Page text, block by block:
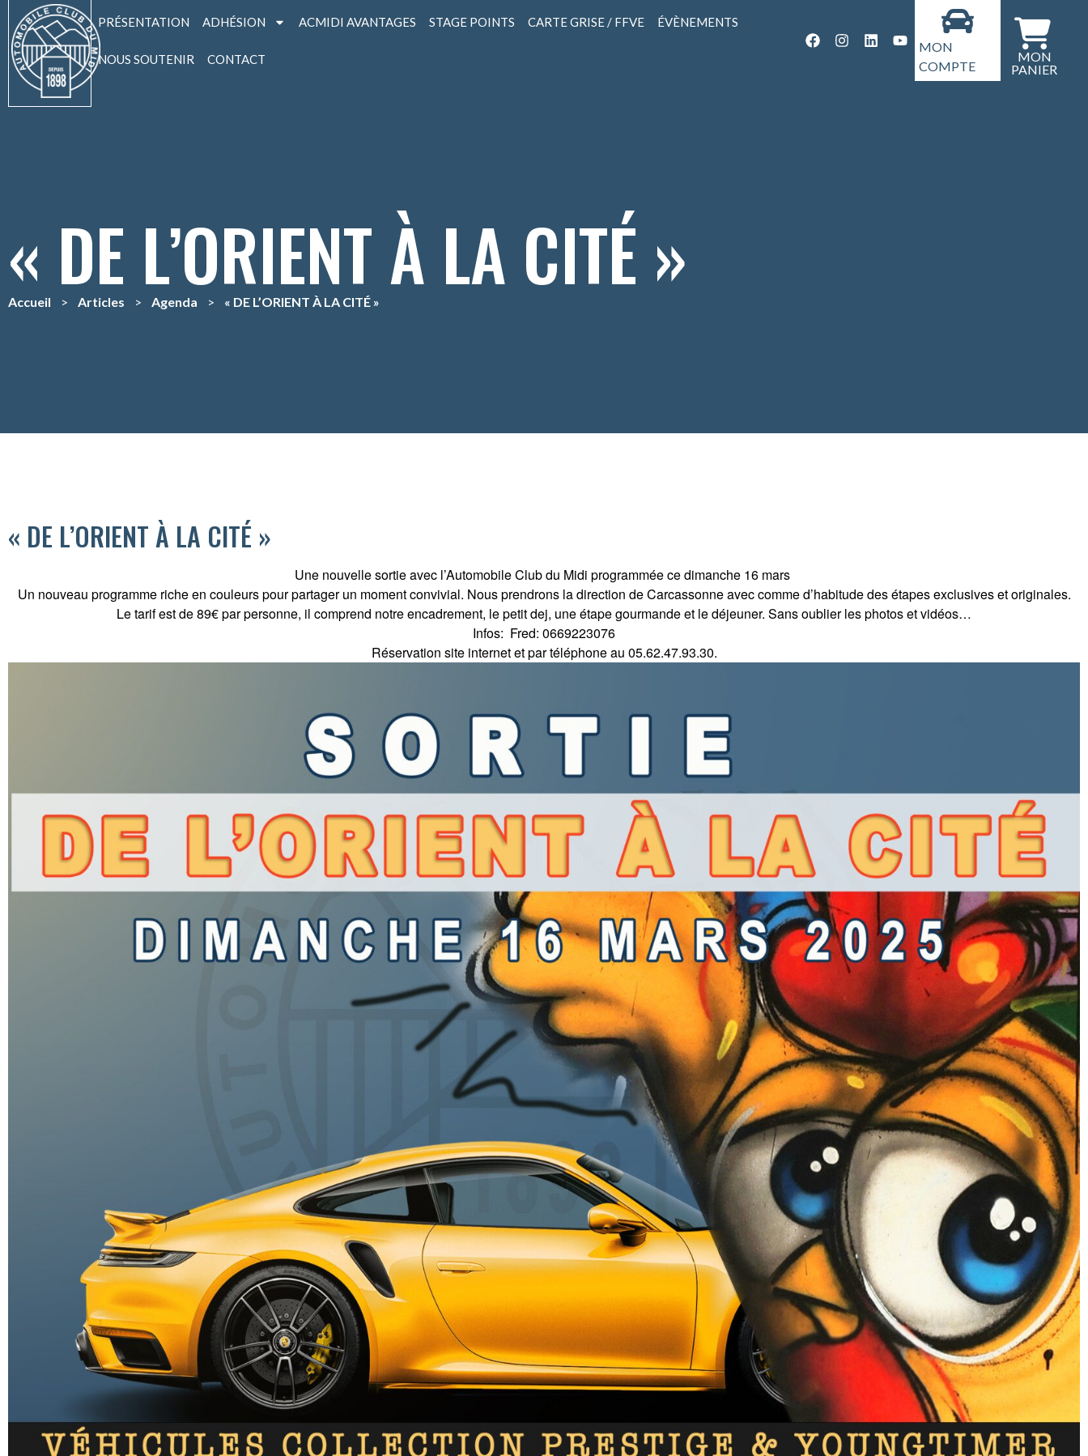
PRÉSENTATION ADHÉSION ACMIDI AVANTAGES STAGE POINTS CARTE GRISE / FFVE ÉVÈNEMENTS
NOUS SOUTENIR CONTACT
MON
COMPTE
« DE L’ORIENT À LA CITÉ »
Accueil > Articles > Agenda > « DE L’ORIENT À LA CITÉ »
« DE L’ORIENT À LA CITÉ »
Une nouvelle sortie avec l’Automobile Club du Midi programmée ce dimanche 16 mars
Un nouveau programme riche en couleurs pour partager un moment convivial. Nous prendrons la direction de Carcassonne avec comme d’habitude des étapes exclusives et originales.
Le tarif est de 89€ par personne, il comprend notre encadrement, le petit dej, une étape gourmande et le déjeuner. Sans oublier les photos et vidéos…
Infos: Fred: 0669223076
Réservation site internet et par téléphone au 05.62.47.93.30.